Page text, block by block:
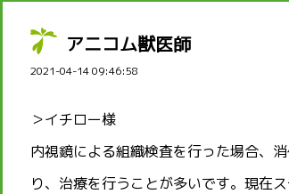
アニコム獣医師
2021-04-14 09:46:58
＞イチロー様
内視鏡による組織検査を行った場合、
り、治療を行うことが多いです。現在